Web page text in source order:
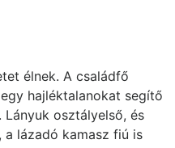
élnek. A családfő
hajléktalanokat segítő
osztályelső, és
a lázadó kamasz fiú is